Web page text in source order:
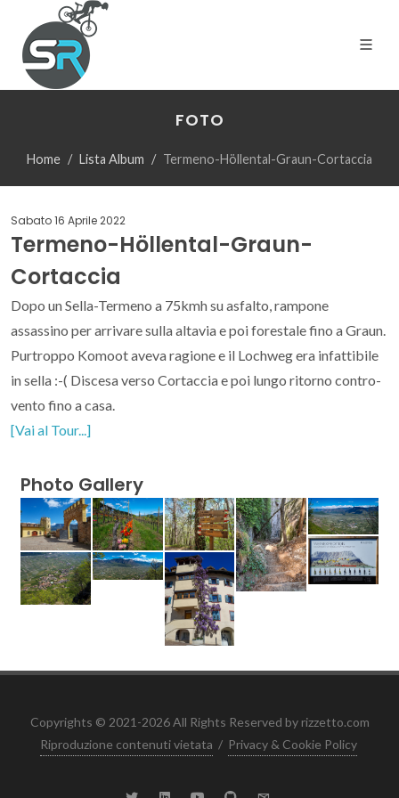
FOTO
Home Lista Album Termeno-Höllental-Graun-Cortaccia
Sabato 16 Aprile 2022
Termeno-Höllental-Graun-
Cortaccia
Dopo un Sella-Termeno a 75kmh su asfalto, rampone
assassino per arrivare sulla altavia e poi forestale fino a Graun.
Purtroppo Komoot aveva ragione e il Lochweg era infattibile
in sella :-( Discesa verso Cortaccia e poi lungo ritorno contro-
vento fino a casa.
[Vai al Tour...]
Photo Gallery
Copyrights © 2021-2026 All Rights Reserved by rizzetto.com
Riproduzione contenuti vietata / Privacy & Cookie Policy